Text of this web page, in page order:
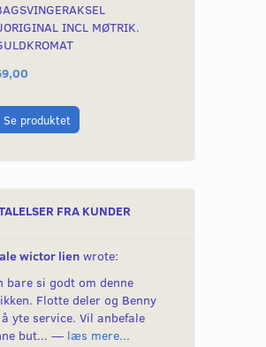
INCL MØTRIK.
Se produktet
FRA KUNDER
wictor lien wrote:
bare si godt om denne
Flotte deler og Benny
yte service. Vil anbefale
but... — læs mere...